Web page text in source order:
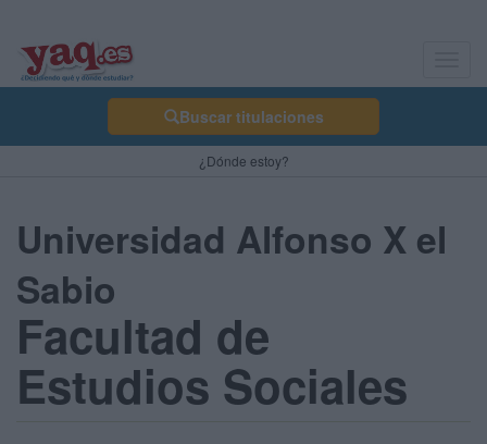
Buscar titulaciones
¿Dónde estoy?
Universidad Alfonso X el
Sabio
Facultad de
Estudios Sociales